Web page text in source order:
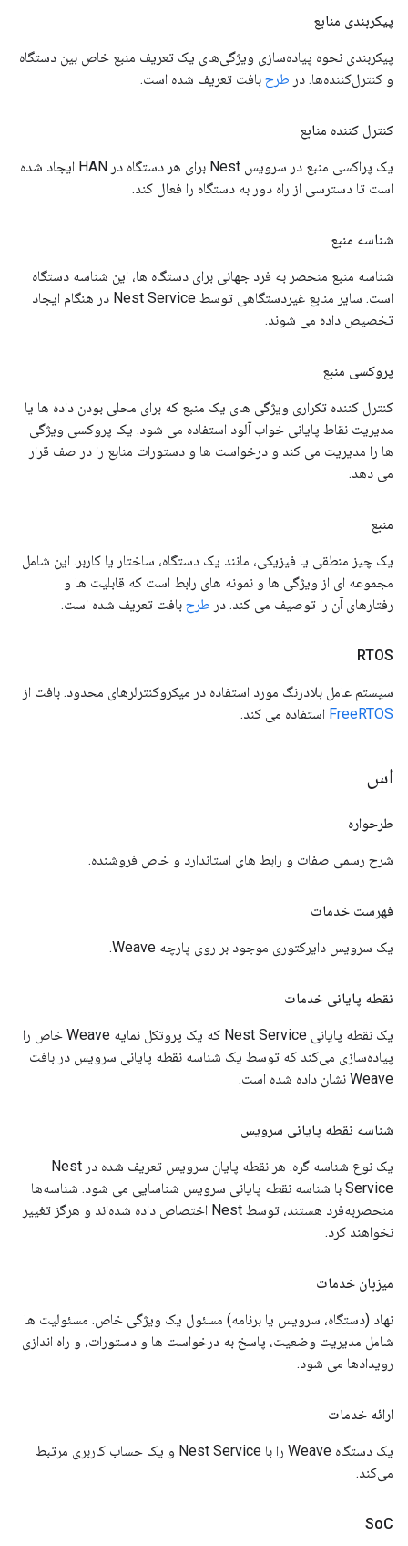
پیکربندی منابع
پیکربندی نحوه پیاده‌سازی ویژگی‌های یک تعریف منبع خاص بین دستگاه
و کنترل‌کننده‌ها. در طرح بافت تعریف شده است.
کنترل کننده منابع
یک پراکسی منبع در سرویس Nest برای هر دستگاه در HAN ایجاد شده
است تا دسترسی از راه دور به دستگاه را فعال کند.
شناسه منبع
شناسه منبع منحصر به فرد جهانی برای دستگاه ها، این شناسه دستگاه
است. سایر منابع غیردستگاهی توسط Nest Service در هنگام ایجاد
تخصیص داده می شوند.
پروکسی منبع
کنترل کننده تکراری ویژگی های یک منبع که برای محلی بودن داده ها یا
مدیریت نقاط پایانی خواب آلود استفاده می شود. یک پروکسی ویژگی
ها را مدیریت می کند و درخواست ها و دستورات منابع را در صف قرار
می دهد.
منبع
یک چیز منطقی یا فیزیکی، مانند یک دستگاه، ساختار یا کاربر. این شامل
مجموعه ای از ویژگی ها و نمونه های رابط است که قابلیت ها و
رفتارهای آن را توصیف می کند. در طرح بافت تعریف شده است.
RTOS
سیستم عامل بلادرنگ مورد استفاده در میکروکنترلرهای محدود. بافت از
FreeRTOS استفاده می کند.
اس
طرحواره
شرح رسمی صفات و رابط های استاندارد و خاص فروشنده.
فهرست خدمات
یک سرویس دایرکتوری موجود بر روی پارچه Weave.
نقطه پایانی خدمات
یک نقطه پایانی Nest Service که یک پروتکل نمایه Weave خاص را
پیاده‌سازی می‌کند که توسط یک شناسه نقطه پایانی سرویس در بافت
Weave نشان داده شده است.
شناسه نقطه پایانی سرویس
یک نوع شناسه گره. هر نقطه پایان سرویس تعریف شده در Nest
Service با شناسه نقطه پایانی سرویس شناسایی می شود. شناسه‌ها
منحصربه‌فرد هستند، توسط Nest اختصاص داده شده‌اند و هرگز تغییر
نخواهند کرد.
میزبان خدمات
نهاد (دستگاه، سرویس یا برنامه) مسئول یک ویژگی خاص. مسئولیت ها
شامل مدیریت وضعیت، پاسخ به درخواست ها و دستورات، و راه اندازی
رویدادها می شود.
ارائه خدمات
یک دستگاه Weave را با Nest Service و یک حساب کاربری مرتبط
می‌کند.
SoC